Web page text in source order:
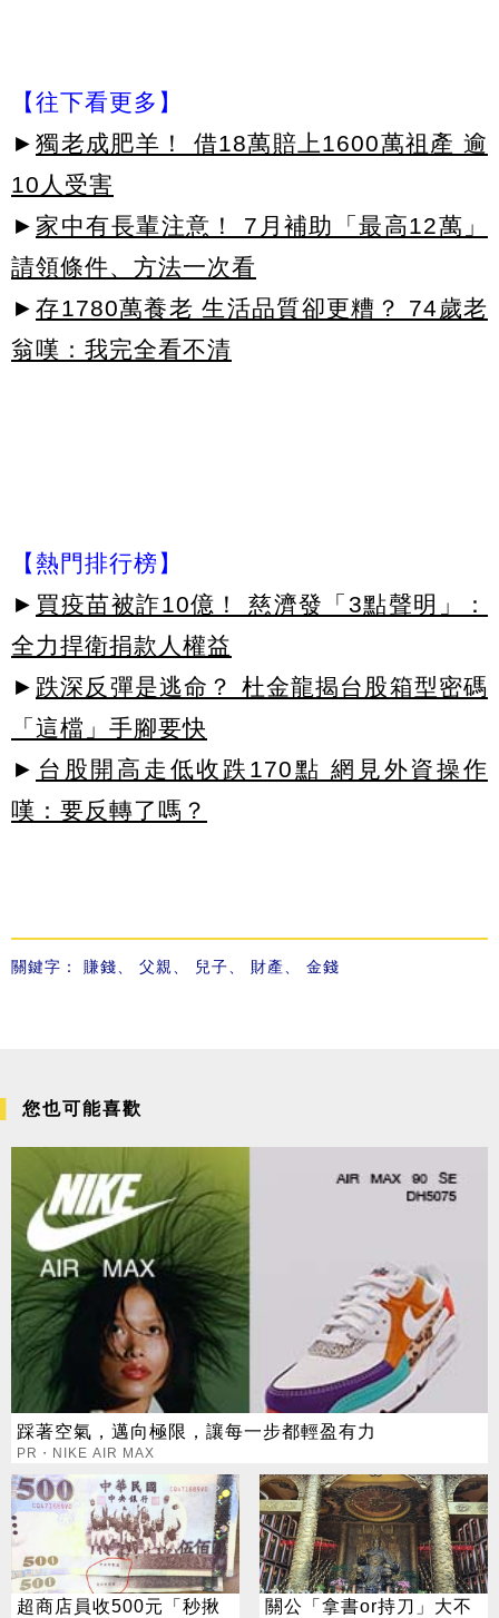
【往下看更多】
► 獨老成肥羊！ 借18萬賠上1600萬祖產 逾
10人受害
► 家中有長輩注意！ 7月補助「最高12萬」
請領條件、方法一次看
► 存1780萬養老 生活品質卻更糟？ 74歲老
翁嘆：我完全看不清
【熱門排行榜】
► 買疫苗被詐10億！ 慈濟發「3點聲明」：
全力捍衛捐款人權益
► 跌深反彈是逃命？ 杜金龍揭台股箱型密碼
「這檔」手腳要快
► 台股開高走低收跌170點 網見外資操作
嘆：要反轉了嗎？
關鍵字： 賺錢 父親 兒子 財產 金錢
您也可能喜歡
踩著空氣，邁向極限，讓每一步都輕盈有力
PR・NIKE AIR MAX
超商店員收500元「秒揪
關公「拿書or持刀」大不